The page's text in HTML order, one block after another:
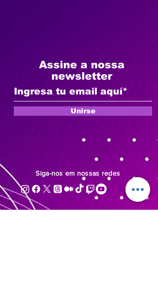
Assine a nossa
newsletter
Unirse
Siga-nos em nossas redes